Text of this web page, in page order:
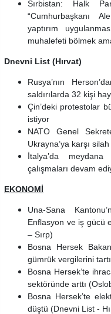
Sırbistan: Halk
“Cumhurbaşkanı
yaptırım
muhalefeti bölmek
Dnevni List (Hırvat)
Rusya’nın
saldırılarda 32 kişi
Çin’deki protestolar
istiyor
NATO Genel
Ukrayna’ya karşı
İtalya’da
çalışmaları devam
EKONOMİ
Una-Sana
Enflasyon ve iş gücü
– Sırp)
Bosna Hersek
gümrük vergilerini
Bosna Hersek’te
sektöründe arttı
Bosna Hersek’te
düştü (Dnevni List -